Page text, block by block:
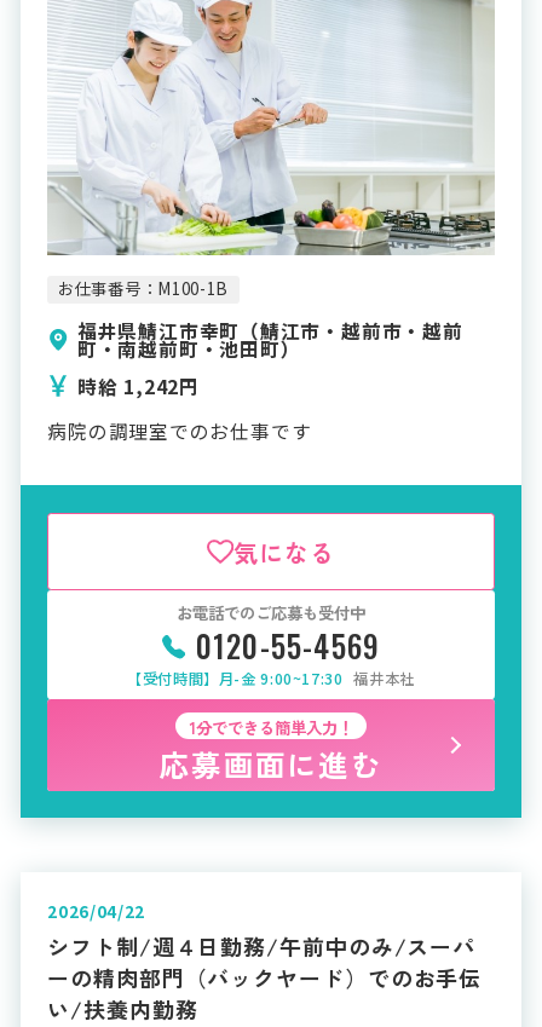
お仕事番号：M100-1B
福井県鯖江市幸町（鯖江市・越前市・越前
町・南越前町・池田町）
時給 1,242円
病院の調理室でのお仕事です
気になる
お電話でのご応募も受付中
0120-55-4569
【受付時間】月-金 9:00~17:30 福井本社
1分でできる簡単入力！
応募画面に進む
2026/04/22
シフト制/週４日勤務/午前中のみ/スーパ
ーの精肉部門（バックヤード）でのお手伝
い/扶養内勤務